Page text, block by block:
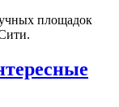
площадок